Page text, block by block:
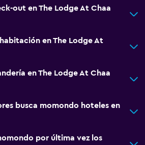
out en The Lodge At Chaa
en The Lodge At
en The Lodge At Chaa
busca momondo hoteles en
por última vez los